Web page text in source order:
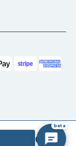
beta